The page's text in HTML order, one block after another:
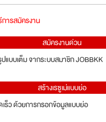
ารสมัครงาน
สมัครงานด่วน
แบบเต็ม จากระบบสมาชิก JOBBKK
สร้างเรซูเม่แบบย่อ
เร็ว ด้วยการกรอกข้อมูลแบบย่อ